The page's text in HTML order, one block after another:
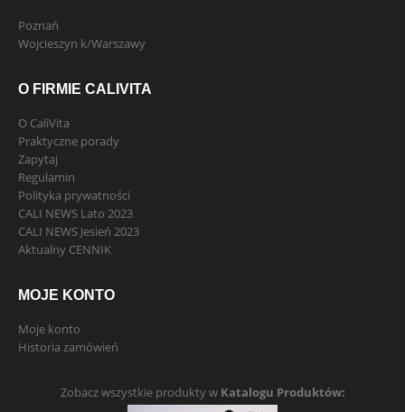
Poznań
Wojcieszyn k/Warszawy
O FIRMIE CALIVITA
O CaliVita
Praktyczne porady
Zapytaj
Regulamin
Polityka prywatności
CALI NEWS Lato 2023
CALI NEWS Jesień 2023
Aktualny CENNIK
MOJE KONTO
Moje konto
Historia zamówień
Zobacz wszystkie produkty w Katalogu Produktów: